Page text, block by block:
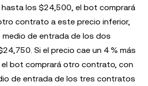
hasta los $24,500, el bot comprará
contrato a este precio inferior,
medio de entrada de los dos
Si el precio cae un 4 % más
bot comprará otro contrato, con
de entrada de los tres contratos